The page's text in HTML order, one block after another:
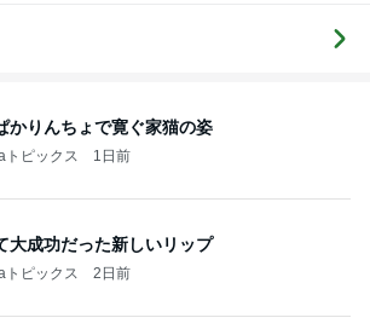
かりんちょで寛ぐ家猫の姿
トピックス 1日前
大成功だった新しいリップ
トピックス 2日前